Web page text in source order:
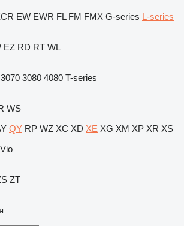
EW EWR FL FM FMX G-series L-series
EZ RD RT WL
3070 3080 4080 T-series
WS
QY RP WZ XC XD XE XG XM XP XR XS
Vio
ZT